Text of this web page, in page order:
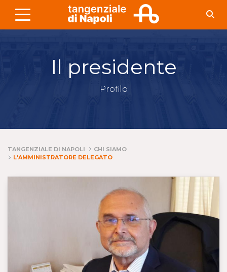
Skip to Main Content
Il presidente
Profilo
TANGENZIALE DI NAPOLI
CHI SIAMO
L'AMMINISTRATORE DELEGATO